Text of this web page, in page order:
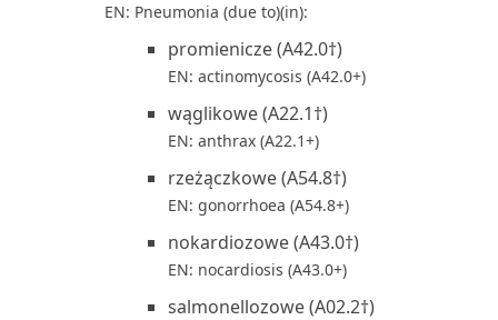
EN: Pneumonia (due to)(in):
promienicze (A42.0†)
EN: actinomycosis (A42.0+)
wąglikowe (A22.1†)
EN: anthrax (A22.1+)
rzeżączkowe (A54.8†)
EN: gonorrhoea (A54.8+)
nokardiozowe (A43.0†)
EN: nocardiosis (A43.0+)
salmonellozowe (A02.2†)